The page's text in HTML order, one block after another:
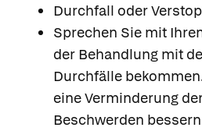
Durchfall oder
Sprechen Sie mit
der Behandlung mit
Durchfälle
eine Verminderung
Beschwerden